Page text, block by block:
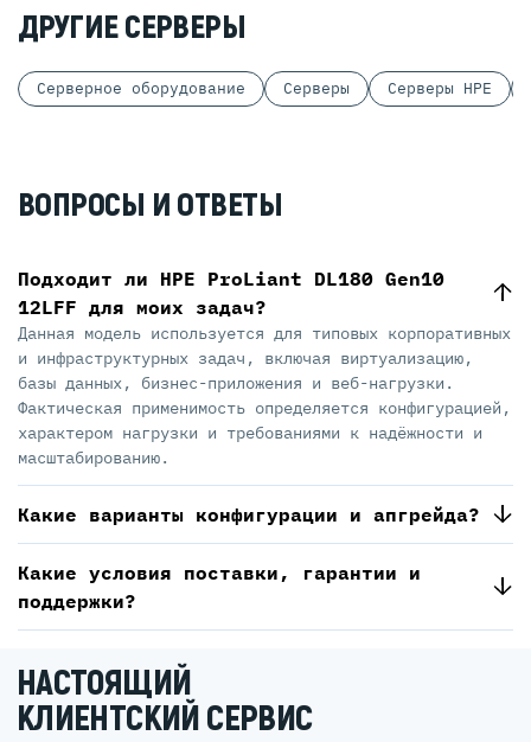
ДРУГИЕ СЕРВЕРЫ
Серверное оборудование Серверы Серверы HPE
ВОПРОСЫ И ОТВЕТЫ
Подходит ли HPE ProLiant DL180 Gen10
12LFF для моих задач?
Данная модель используется для типовых корпоративных
и инфраструктурных задач, включая виртуализацию,
базы данных, бизнес-приложения и веб-нагрузки.
Фактическая применимость определяется конфигурацией,
характером нагрузки и требованиями к надёжности и
масштабированию.
Какие варианты конфигурации и апгрейда?
Какие условия поставки, гарантии и
поддержки?
НАСТОЯЩИЙ
КЛИЕНТСКИЙ СЕРВИС